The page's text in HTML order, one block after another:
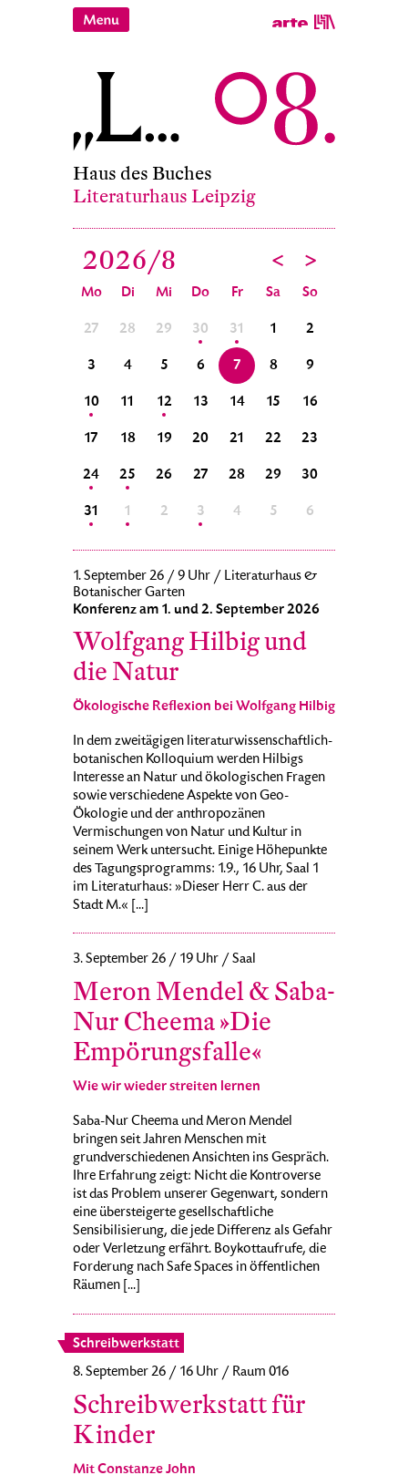
Haus des Buches
Literaturhaus Leipzig
2026/8 < >
Mo Di Mi Do Fr Sa So
27 28 29 30 31 1 2
3 4 5 6 7 8 9
10 11 12 13 14 15 16
17 18 19 20 21 22 23
24 25 26 27 28 29 30
31 1 2 3 4 5 6
1. September 26 / 9 Uhr / Literaturhaus &
Botanischer Garten
Konferenz am 1. und 2. September 2026
Wolfgang Hilbig und
die Natur
Ökologische Reflexion bei Wolfgang Hilbig
In dem zweitägigen literaturwissenschaftlich-
botanischen Kolloquium werden Hilbigs
Interesse an Natur und ökologischen Fragen
sowie verschiedene Aspekte von Geo-
Ökologie und der anthropozänen
Vermischungen von Natur und Kultur in
seinem Werk untersucht. Einige Höhepunkte
des Tagungsprogramms: 1.9., 16 Uhr, Saal 1
im Literaturhaus: »Dieser Herr C. aus der
Stadt M.« [...]
3. September 26 / 19 Uhr / Saal
Meron Mendel & Saba-
Nur Cheema »Die
Empörungsfalle«
Wie wir wieder streiten lernen
Saba-Nur Cheema und Meron Mendel
bringen seit Jahren Menschen mit
grundverschiedenen Ansichten ins Gespräch.
Ihre Erfahrung zeigt: Nicht die Kontroverse
ist das Problem unserer Gegenwart, sondern
eine übersteigerte gesellschaftliche
Sensibilisierung, die jede Differenz als Gefahr
oder Verletzung erfährt. Boykottaufrufe, die
Forderung nach Safe Spaces in öffentlichen
Räumen [...]
Schreibwerkstatt
8. September 26 / 16 Uhr / Raum 016
Schreibwerkstatt für
Kinder
Mit Constanze John